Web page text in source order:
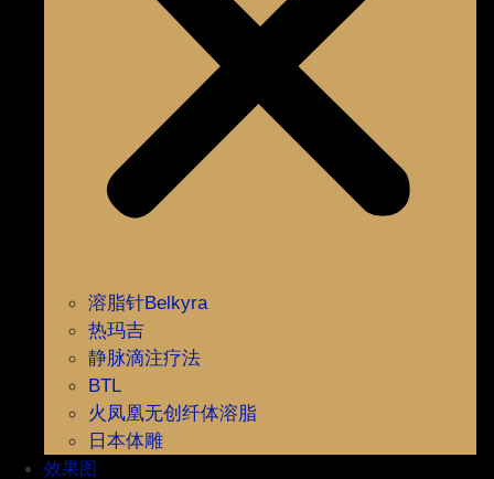
溶脂针Belkyra
热玛吉
静脉滴注疗法
BTL
火凤凰无创纤体溶脂
日本体雕
效果图